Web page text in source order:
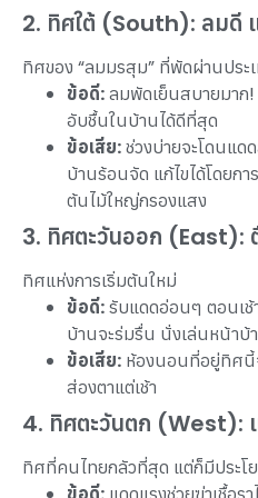
2. ทิศใต้ (South): ลมดี
ทิศของ “ลมมรสุม” ที่พัดผ่านประ
ข้อดี:ลมพัดเย็นสบายมาก!
อับชื้นในบ้านได้ดีที่สุด
ข้อเสีย:ช่วงบ่ายจะโดนแด
บ้านร้อนจัด แก้ไขได้โดยก
ต้นไม้ใหญ่กรองแสง
3. ทิศตะวันออก
ทิศแห่งการเริ่มต้นใหม่
ข้อดี:รับแดดอ่อนๆ ตอนเช้
บ้านจะร่มรื่น นั่งเล่นหน้าบ้
ข้อเสีย: ห้องนอนที่อยู่ทิศนี้
ส่องตาแต่เช้า
4. ทิศตะวันตก (West):
ทิศที่คนไทยกลัวที่สุด แต่ก็มีประโ